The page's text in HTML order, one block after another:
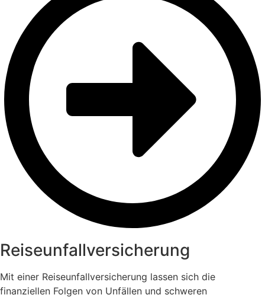
Reiseunfall­versicherung
Mit einer Reiseunfallversicherung lassen sich die
finanziellen Folgen von Unfällen und schweren